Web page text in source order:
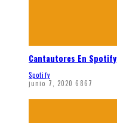
Cantautores En Spotify
Spotify
junio 7, 2020 6867